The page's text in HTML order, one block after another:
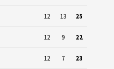
12 13 25
12 9 22
12 7 23